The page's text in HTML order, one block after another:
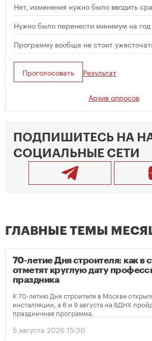
Нет, изменения нужно было вводить
Нужно было перенести минимум на год
Программу вообще не стоит
Проголосовать Результат
Архив опросов
ПОДПИШИТЕСЬ НА
СОЦИАЛЬНЫЕ СЕТИ
ГЛАВНЫЕ ТЕМЫ
70-летие Дня строителя: как в
отметят круглую дату
праздника
К 70-летию Дня строителя в Москве
инсталляции, а 6 и 9 августа на ВДНХ
праздничная программа.
5 августа 2026 15:30